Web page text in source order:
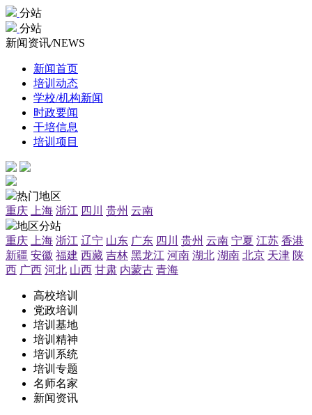
分站
分站
新闻资讯/NEWS
新闻首页
培训动态
学校/机构新闻
时政要闻
干培信息
培训项目
热门地区
重庆
上海 浙江 四川 贵州 云南
地区分站
重庆
上海 浙江 辽宁 山东 广东 四川 贵州 云南 宁夏 江苏 香港
新疆 安徽 福建 西藏 吉林 黑龙江 河南 湖北 湖南 北京 天津 陕
西 广西 河北 山西 甘肃 内蒙古 青海
高校培训
党政培训
培训基地
培训精神
培训系统
培训专题
名师名家
新闻资讯